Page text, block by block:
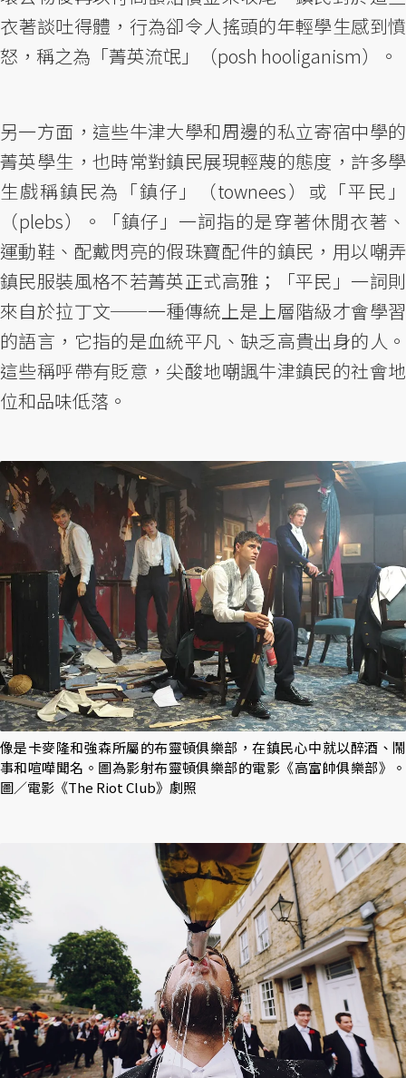
衣著談吐得體，行為卻令人搖頭的年輕學生感到憤
怒，稱之為「菁英流氓」（posh hooliganism）。
另一方面，這些牛津大學和周邊的私立寄宿中學的
菁英學生，也時常對鎮民展現輕蔑的態度，許多學
生戲稱鎮民為「鎮仔」（townees）或「平民」
（plebs）。「鎮仔」一詞指的是穿著休閒衣著、
運動鞋、配戴閃亮的假珠寶配件的鎮民，用以嘲弄
鎮民服裝風格不若菁英正式高雅；「平民」一詞則
來自於拉丁文──一種傳統上是上層階級才會學習
的語言，它指的是血統平凡、缺乏高貴出身的人。
這些稱呼帶有貶意，尖酸地嘲諷牛津鎮民的社會地
位和品味低落。
像是卡麥隆和強森所屬的布靈頓俱樂部，在鎮民心中就以醉酒、鬧
事和喧嘩聞名。圖為影射布靈頓俱樂部的電影《高富帥俱樂部》。
圖／電影《The Riot Club》劇照